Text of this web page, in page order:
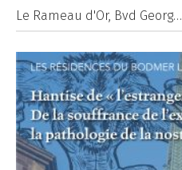
Le Rameau d'Or, Bvd Georg…